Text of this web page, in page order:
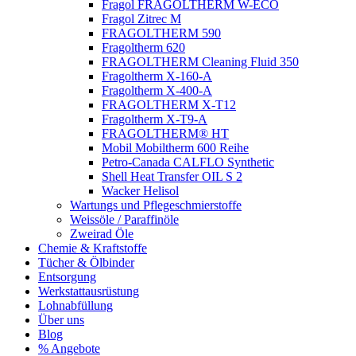
Fragol FRAGOLTHERM W-ECO
Fragol Zitrec M
FRAGOLTHERM 590
Fragoltherm 620
FRAGOLTHERM Cleaning Fluid 350
Fragoltherm X-160-A
Fragoltherm X-400-A
FRAGOLTHERM X-T12
Fragoltherm X-T9-A
FRAGOLTHERM® HT
Mobil Mobiltherm 600 Reihe
Petro-Canada CALFLO Synthetic
Shell Heat Transfer OIL S 2
Wacker Helisol
Wartungs und Pflegeschmierstoffe
Weissöle / Paraffinöle
Zweirad Öle
Chemie & Kraftstoffe
Tücher & Ölbinder
Entsorgung
Werkstattausrüstung
Lohnabfüllung
Über uns
Blog
% Angebote